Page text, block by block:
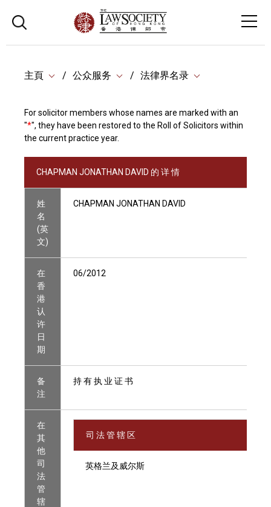
主頁 公众服务 法律界名录
For solicitor members whose names are marked with an
"*", they have been restored to the Roll of Solicitors within
the current practice year.
CHAPMAN JONATHAN DAVID 的 详 情
姓
名
(英
文)
CHAPMAN JONATHAN DAVID
在
香
港
认
许
日
期
06/2012
备
注
持 有 执 业 证 书
在
其
他
司
法
管
辖
司 法 管 辖 区
英格兰及威尔斯